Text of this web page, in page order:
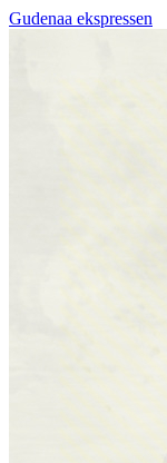
Gudenaa ekspressen